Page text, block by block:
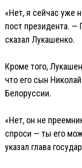
«Нет, я сейчас уже
пост президента.
сказал Лукашенко.
Кроме того,
что его сын
Белоруссии.
«Нет, он не
спроси — ты его
указал глава